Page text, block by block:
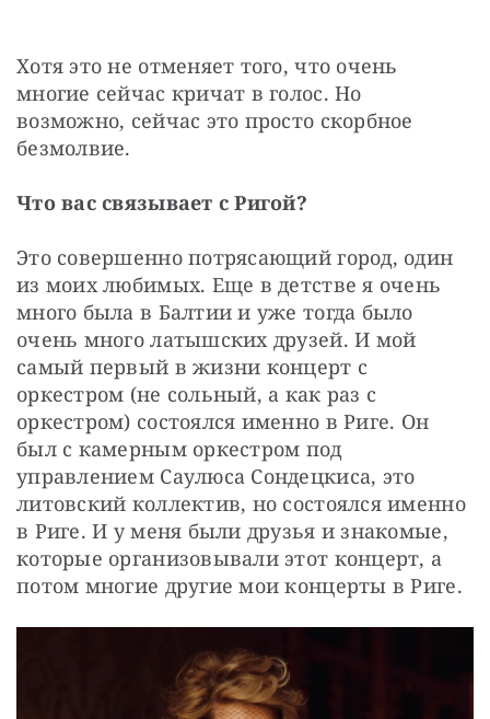
Хотя это не отменяет того, что очень
многие сейчас кричат в голос. Но
возможно, сейчас это просто скорбное
безмолвие.
Что вас связывает с Ригой?
Это совершенно потрясающий город, один
из моих любимых. Еще в детстве я очень
много была в Балтии и уже тогда было
очень много латышских друзей. И мой
самый первый в жизни концерт с
оркестром (не сольный, а как раз с
оркестром) состоялся именно в Риге. Он
был с камерным оркестром под
управлением Саулюса Сондецкиса, это
литовский коллектив, но состоялся именно
в Риге. И у меня были друзья и знакомые,
которые организовывали этот концерт, а
потом многие другие мои концерты в Риге.